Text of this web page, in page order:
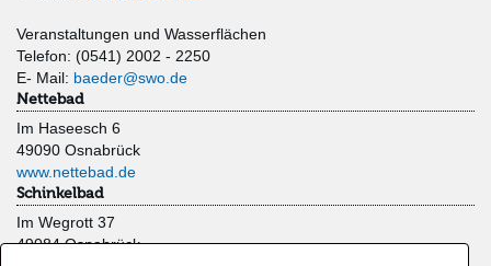
Veranstaltungen und Wasserflächen
Telefon: (0541) 2002 - 2250
E- Mail: baeder@swo.de
Nettebad
Im Haseesch 6
49090 Osnabrück
www.nettebad.de
Schinkelbad
Im Wegrott 37
49084 Osnabrück